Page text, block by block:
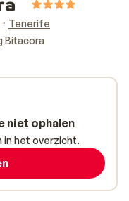
Tenerife
Bitacora
niet ophalen
in het overzicht.